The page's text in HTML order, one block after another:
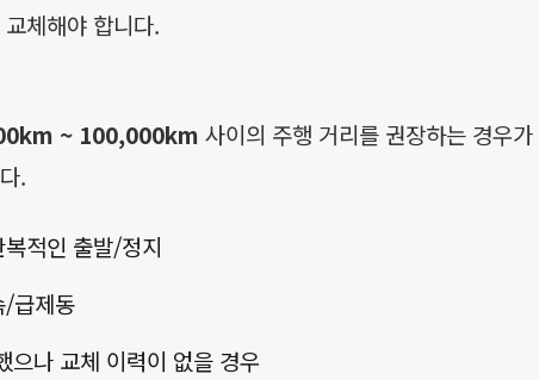
체해야 합니다.
~ 100,000km 사이의 주행 거리를 권장하는 경우
.
적인 출발/정지
/급제동
나 교체 이력이 없을 경우